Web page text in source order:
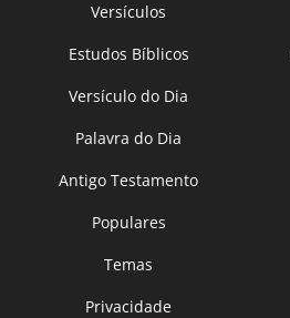
Versículos
Estudos Bíblicos
Versículo do Dia
Palavra do Dia
Antigo Testamento
Populares
Temas
Privacidade